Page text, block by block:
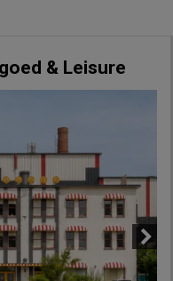
& Leisure
Next